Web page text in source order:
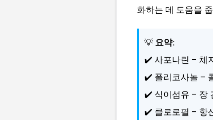
화하는 데 도움을
💡 요약:
✔️ 사포나린 – 체
✔️ 폴리코사놀 –
✔️ 식이섬유 – 장
✔️ 클로로필 – 항